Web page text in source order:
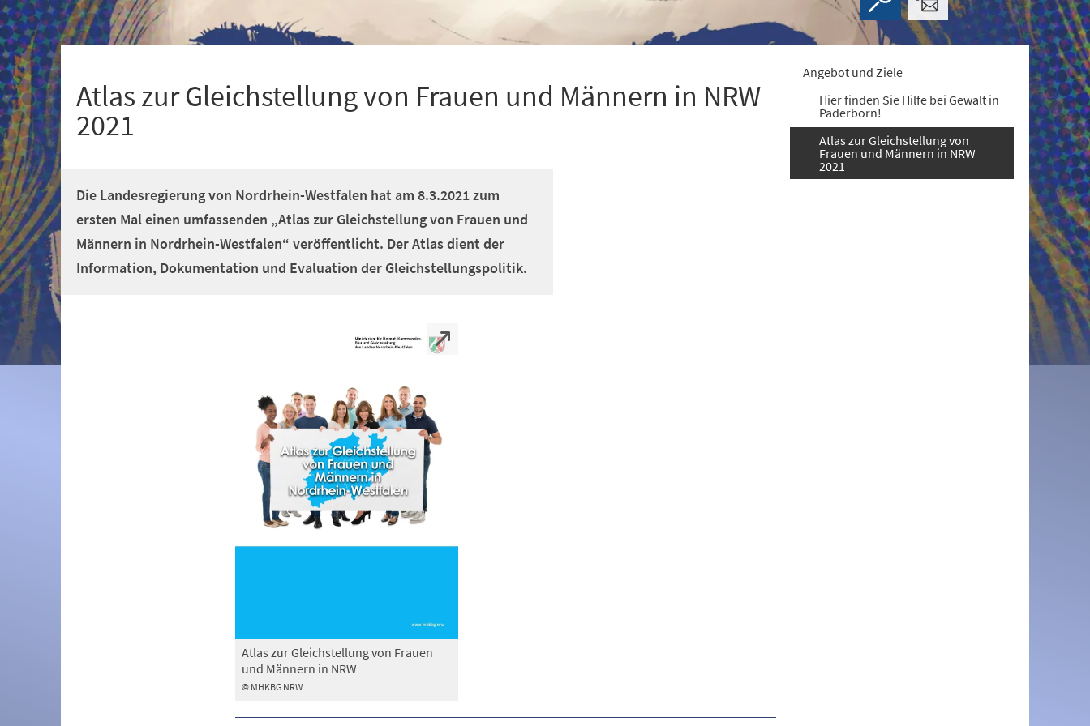
+
1
Atlas zur Gleichstellung von Frauen und Männern in NRW
2021
Die Landesregierung von Nordrhein-Westfalen hat am 8.3.2021 zum
ersten Mal einen umfassenden „Atlas zur Gleichstellung von Frauen und
Männern in Nordrhein-Westfalen“ veröffentlicht. Der Atlas dient der
Information, Dokumentation und Evaluation der Gleichstellungspolitik.
© MHKBG NRW
Atlas zur Gleichstellung von Frauen
und Männern in NRW
Angebot und Ziele
Hier finden Sie Hilfe bei Gewalt in
Paderborn!
Atlas zur Gleichstellung von
Frauen und Männern in NRW
2021